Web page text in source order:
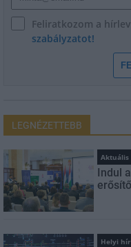
Feliratkozom a
szabályzatot!
LEGNÉZETTEBB
Aktuális
Indul
Helyi